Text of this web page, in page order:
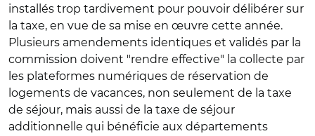
installés trop tardivement pour pouvoir délibérer sur
la taxe, en vue de sa mise en œuvre cette année.
Plusieurs amendements identiques et validés par la
commission doivent "rendre effective" la collecte par
les plateformes numériques de réservation de
logements de vacances, non seulement de la taxe
de séjour, mais aussi de la taxe de séjour
additionnelle qui bénéficie aux départements